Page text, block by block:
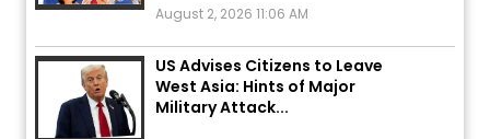
US Advises Citizens to Leave
West Asia: Hints of Major
Military Attack...